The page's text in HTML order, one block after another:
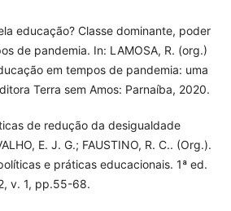
educação? Classe dominante, poder
de pandemia. In: LAMOSA, R. (org.)
em tempos de pandemia: uma
Terra sem Amos: Parnaíba, 2020.
de redução da desigualdade
E. J. G.; FAUSTINO, R. C.. (Org.).
e práticas educacionais. 1ª ed.
v. 1, pp.55-68.